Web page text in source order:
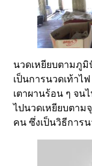
นวดเหยียบตามภูมิ
เป็นการนวดเท้าไ
เตาผานร้อน ๆ จน
ไปนวดเหยียบตาม
คน ซึ่งเป็นวิธีการ